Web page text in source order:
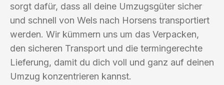
sorgt dafür, dass all deine Umzugsgüter sicher
und schnell von Wels nach Horsens transportiert
werden. Wir kümmern uns um das Verpacken,
den sicheren Transport und die termingerechte
Lieferung, damit du dich voll und ganz auf deinen
Umzug konzentrieren kannst.